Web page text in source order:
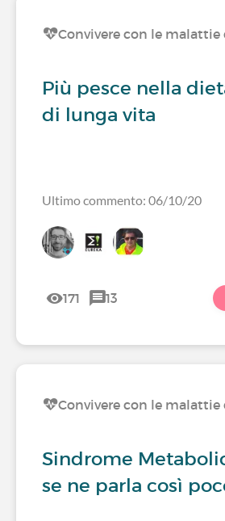
Convivere con le malattie
Più pesce nella
di lunga vita
Ultimo commento: 06/10/20
171 13
Convivere con le malattie
Sindrome
se ne parla così